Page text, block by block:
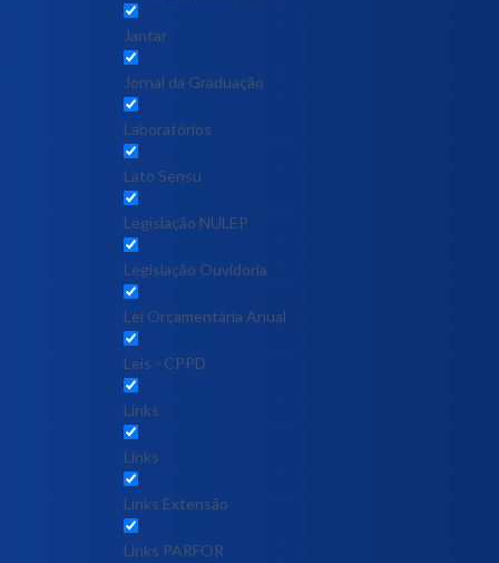
Jantar
Jornal da Graduação
Laboratórios
Lato Sensu
Legislação NULEP
Legislação Ouvidoria
Lei Orçamentária Anual
Leis - CPPD
Links
Links
Links Extensão
Links PARFOR